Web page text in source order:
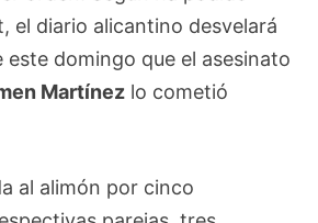
el diario alicantino desvelará
este domingo que el asesinato
Martínez lo cometió
al alimón por cinco